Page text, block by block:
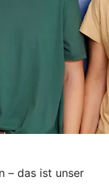
– das ist unser